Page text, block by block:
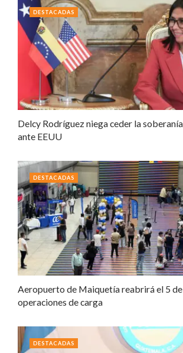
Delcy Rodríguez niega ceder la
ante EEUU
DESTACADAS
Aeropuerto de Maiquetía reabrirá el 5
operaciones de carga
DESTACADAS
DESTACADAS